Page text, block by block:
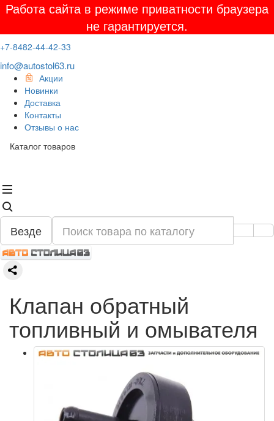
Работа сайта в режиме приватности браузера
не гарантируется.
+7-8482-44-42-33
info@autostol63.ru
Акции
Новинки
Доставка
Контакты
Отзывы о нас
Каталог товаров
Везде
Клапан обратный
топливный и омывателя